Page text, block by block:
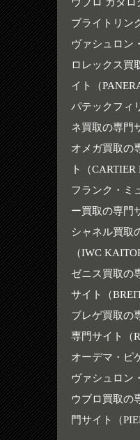
ブライトリン
ヴァシュロン
ロレックス買
イト（
パテックフィ
ネ買取の専門
オメガ買取の
ト（
フランク・ミ
ー買取の専門
シャネル買取
（IWC
ゼニス買取の
サイト（
ブレゲ買取の
専門サイト（
オーデマ・ピ
ヴァシュロン
ウブロ買取の
門サイト（